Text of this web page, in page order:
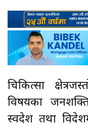
चिकित्सा
विषयका
स्वदेश तथा